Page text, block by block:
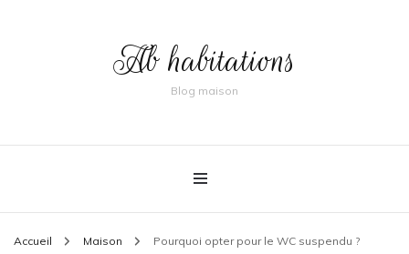
Ab habitations
Blog maison
Accueil Maison Pourquoi opter pour le WC suspendu ?